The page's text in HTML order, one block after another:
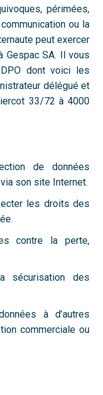
périmées,
ou la
peut exercer
Gespac SA. Il vous
dont voici les
délégué et
33/72 à 4000
de données
son site Internet.
les droits des
contre la perte,
sécurisation des
à d’autres
commerciale ou